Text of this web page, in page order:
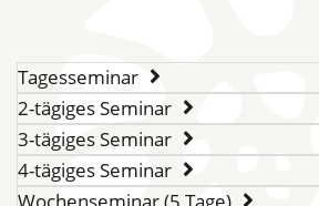
Tagesseminar
2-tägiges Seminar
3-tägiges Seminar
4-tägiges Seminar